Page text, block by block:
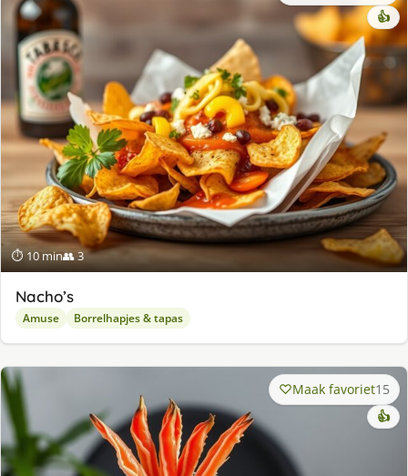
⏱ 10 min👥 3
👍
Nacho’s
Amuse Borrelhapjes & tapas
Maak favoriet15
👍